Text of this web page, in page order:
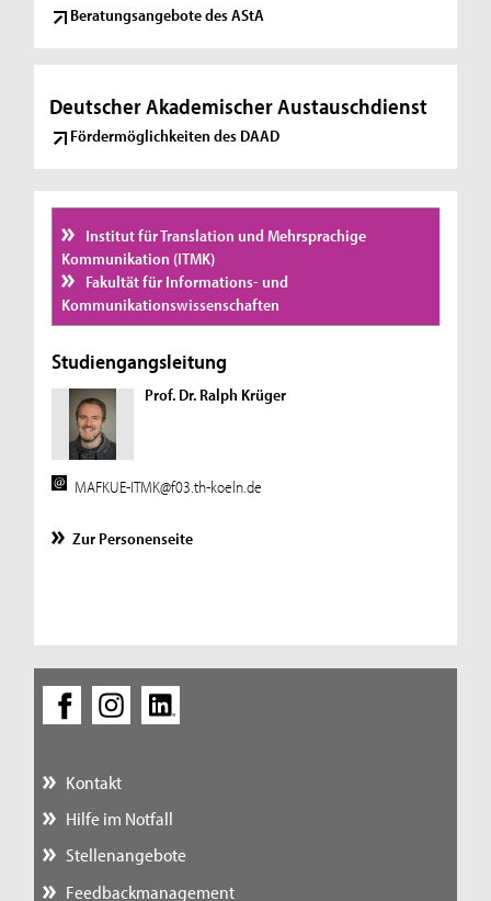
Beratungsangebote des AStA
Deutscher Akademischer Austauschdienst
Fördermöglichkeiten des DAAD
Institut für Translation und Mehrsprachige
Kommunikation (ITMK)
Fakultät für Informations- und
Kommunikationswissenschaften
Studiengangsleitung
Prof. Dr. Ralph Krüger
MAFKUE-ITMK@f03.th-koeln.de
Zur Personenseite
Kontakt
Hilfe im Notfall
Stellenangebote
Feedbackmanagement